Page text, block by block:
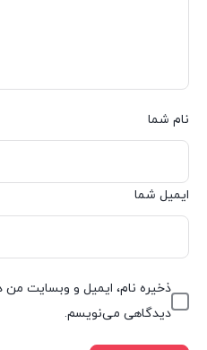
نام شما
ایمیل شما
ذخیره نام، ایمیل و وبسایت من
دیدگاهی می‌نویسم.